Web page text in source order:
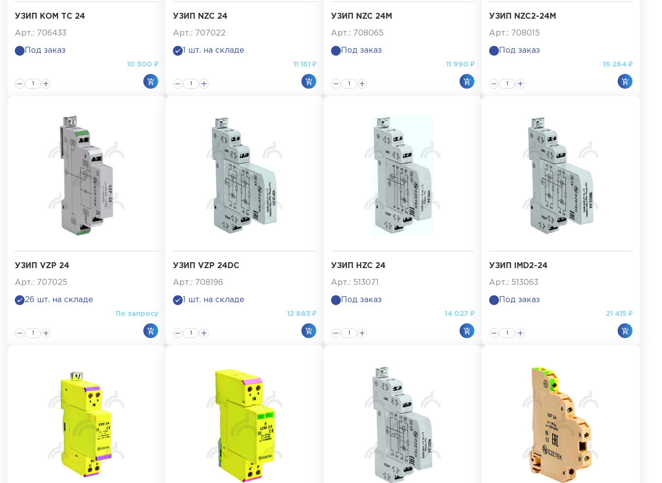
УЗИП КОМ ТС 24
Арт.: 706433
Под заказ
10 300 ₽
УЗИП NZC 24
Арт.: 707022
1 шт. на складе
11 161 ₽
УЗИП NZC 24M
Арт.: 708065
Под заказ
11 990 ₽
УЗИП NZC2-24M
Арт.: 708015
Под заказ
16 284 ₽
УЗИП VZP 24
Арт.: 707025
26 шт. на складе
По запросу
УЗИП VZP 24DC
Арт.: 708196
1 шт. на складе
12 883 ₽
УЗИП HZC 24
Арт.: 513071
Под заказ
14 027 ₽
УЗИП IMD2-24
Арт.: 513063
Под заказ
21 415 ₽